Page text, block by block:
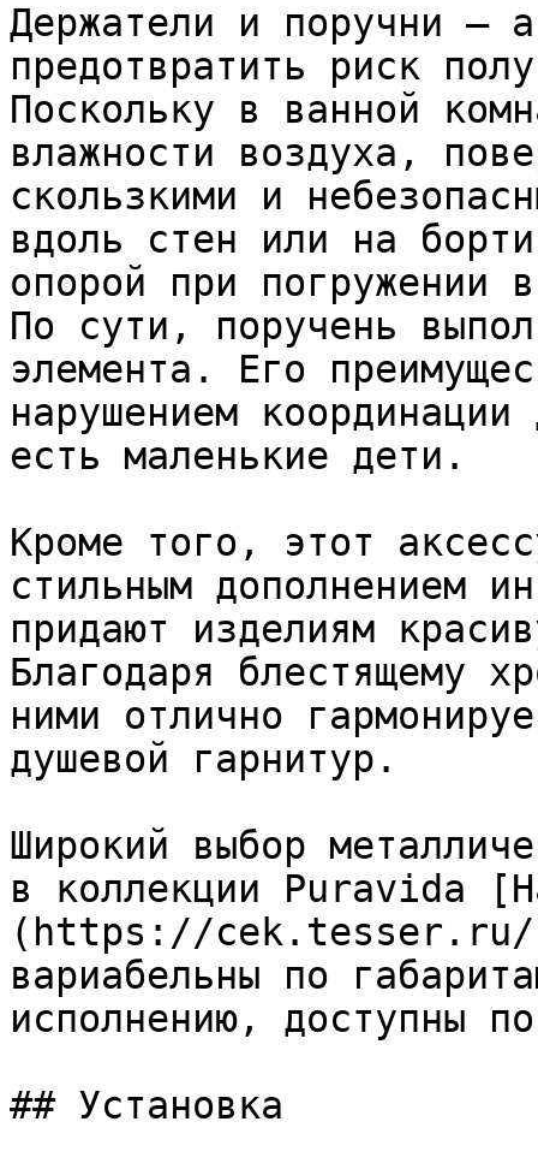
Держатели и поручни –
предотвратить риск
Поскольку в ванной
влажности воздуха,
скользкими и
вдоль стен или на
опорой при
По сути, поручень
элемента. Его
нарушением
есть маленькие дети.
Кроме того, этот
стильным дополнением
придают изделиям
Благодаря блестящему
ними отлично
душевой гарнитур.
Широкий выбор
в коллекции Puravida
(https://cek.tesser.ru/
вариабельны по
исполнению, доступны
## Установка